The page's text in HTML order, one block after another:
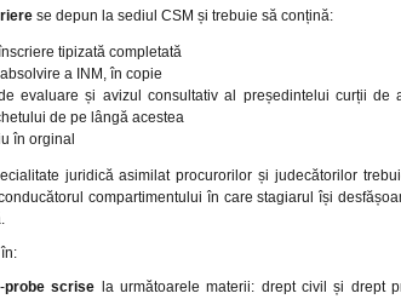
se depun la sediul CSM și trebuie să conțină:
tipizată completată
a INM, în copie
evaluare și avizul consultativ al președintelui curții de
de pe lângă acestea
în orginal
juridică asimilat procurorilor și judecătorilor
compartimentului în care stagiarul își
-probe scrise la următoarele materii: drept civil și drept